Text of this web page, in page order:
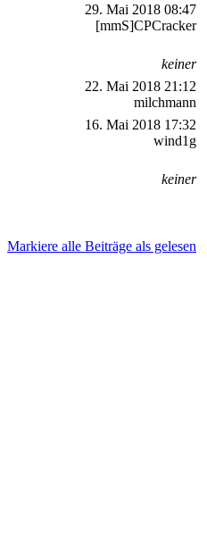
29. Mai 2018 08:47
[mmS]CPCracker
keiner
22. Mai 2018 21:12
milchmann
16. Mai 2018 17:32
wind1g
keiner
Markiere alle Beiträge als gelesen